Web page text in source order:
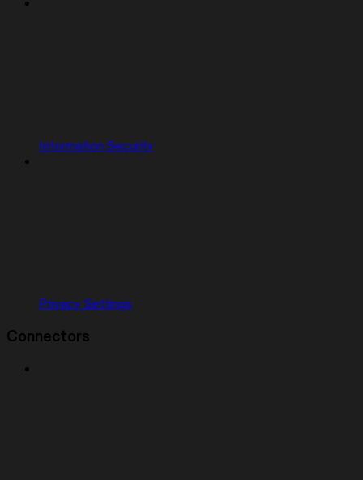
Information Security
Privacy Settings
Connectors